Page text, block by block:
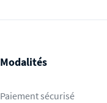
Modalités
Paiement sécurisé